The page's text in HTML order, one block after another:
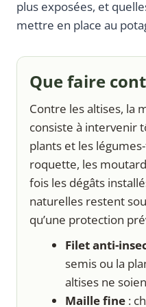
plus exposées, et
mettre en place au
Que faire
Contre les altises, la
consiste à intervenir
plants et les
roquette, les
fois les dégâts
naturelles restent
qu’une protection
Filet anti-
semis ou la
altises ne
Maille fine :